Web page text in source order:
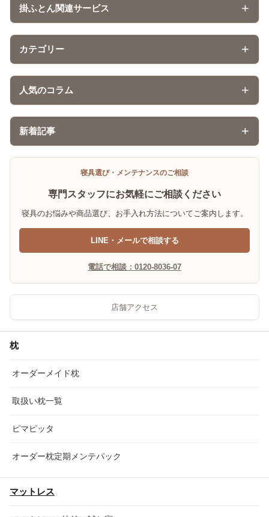
掛ふとん関連サービス
カテゴリー
人気のコラム
新着記事
寝具選び・メンテナンスのご相談
専門スタッフにお気軽にご相談ください
寝具のお悩みや商品選び、お手入れ方法についてご案内します。
LINE・メールで相談する
電話で相談：0120-8036-07
店舗アクセス
枕
オーダーメイド枕
取扱い枕一覧
ピマピッタ
オーダー枕定期メンテパック
マットレス